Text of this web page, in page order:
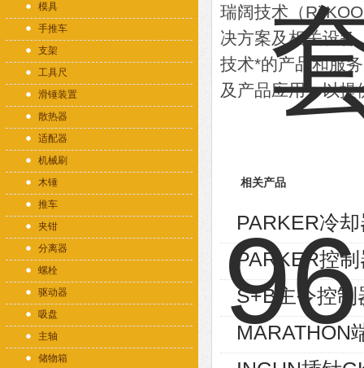
模具
手推车
支架
工具尺
滑锤装置
散热器
适配器
机械刷
木锤
推车
夹钳
分离器
螺栓
驱动器
吸盘
主轴
储物箱
瑞阔技术（
决方案及相关设备
技术*的产品和服
及产品应用，以提
相关产品
PARKER冷
PARKER控
S+B主令控
MARATHON